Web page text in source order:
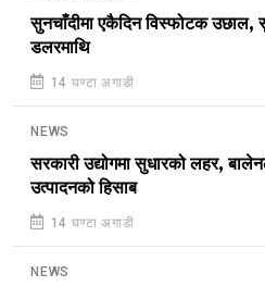
सुनचाँदीमा एकैदिन विस्फोटक
डलरमाथि
14 घण्टा अगाडी
NEWS
सरकारी उद्योगमा सुधारको लहर,
उत्पादनको हिसाब
14 घण्टा अगाडी
NEWS